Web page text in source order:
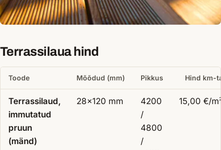
Terrassilaua hind
Toode Mõõdud (mm) Pikkus Hind km-
Terrassilaud,
immutatud
pruun
(mänd)
28×120 mm
4200
/
4800
/
15,00 €/